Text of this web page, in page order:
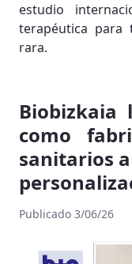
estudio
terapéutica para
rara.
Biobizkaia
como
sanitarios
Publicado 3/06/26